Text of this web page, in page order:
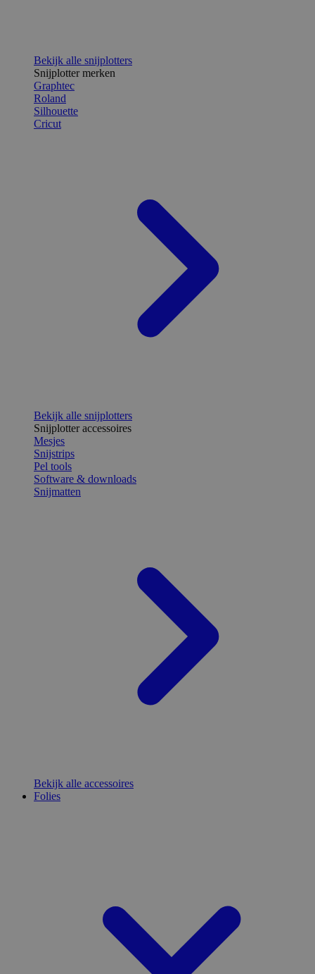
Bekijk alle snijplotters
Snijplotter merken
Graphtec
Roland
Silhouette
Cricut
Bekijk alle snijplotters
Snijplotter accessoires
Mesjes
Snijstrips
Pel tools
Software & downloads
Snijmatten
Bekijk alle accessoires
Folies